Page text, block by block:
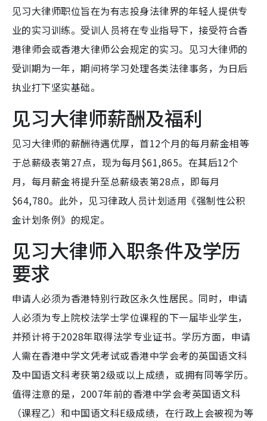
见习大律师职位旨在为有志投身法律界的年轻人提供专
业的实习训练。受训人员将在专业指导下，接受符合香
港律师会或香港大律师公会规定的实习。见习大律师的
受训期为一年，期间将学习处理各类法律事务，为日后
执业打下坚实基础。
见习大律师薪酬及福利
见习大律师的薪酬待遇优厚，首12个月的每月薪金相等
于总薪级表第27点，现为每月$61,865。在其后12个
月，每月薪金将提升至总薪级表第28点，即每月
$64,780。此外，见习律政人员计划适用《强制性公积
金计划条例》的规定。
见习大律师入职条件及学历
要求
申请人必须为香港特别行政区永久性居民。同时，申请
人必须为专上院校法学士学位课程的下一届毕业学生，
并预计将于2028年取得法学专业证书。学历方面，申请
人需在香港中学文凭考试或香港中学会考的英国语文科
及中国语文科考获第2级或以上成绩，或拥有同等学历。
值得注意的是，2007年前的香港中学会考英国语文科
（课程乙）和中国语文科E级成绩，在行政上会被视为等